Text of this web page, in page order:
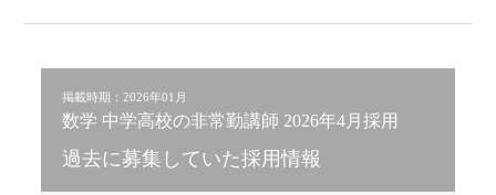
掲載時期：2026年01月
数学 中学高校の非常勤講師 2026年4月採用
過去に募集していた採用情報